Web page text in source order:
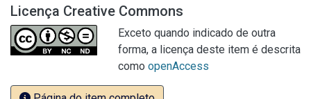
Licença Creative Commons
Exceto quando indicado de outra
forma, a licença deste item é descrita
como openAccess